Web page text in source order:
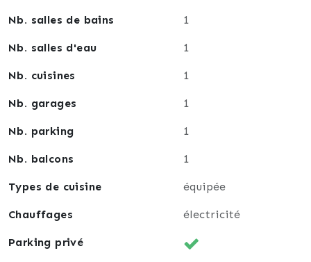
Nb. salles de bains 1
Nb. salles d'eau 1
Nb. cuisines 1
Nb. garages 1
Nb. parking 1
Nb. balcons 1
Types de cuisine équipée
Chauffages électricité
Parking privé